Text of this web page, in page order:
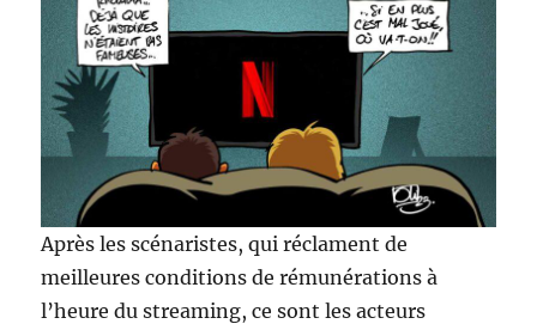
Après les scénaristes, qui réclament de
meilleures conditions de rémunérations à
l’heure du streaming, ce sont les acteurs